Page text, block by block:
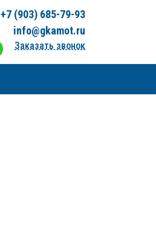
+7 (903) 685-79-93
info@gkamot.ru
Заказать звонок